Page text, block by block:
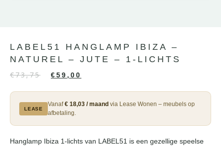
LABEL51 HANGLAMP IBIZA –
NATUREL – JUTE – 1-LICHTS
€73,75 €59,00
LEASE
Vanaf€ 18,03 / maand via Lease Wonen – meubels op
afbetaling.
Hanglamp Ibiza 1-lichts van LABEL51 is een gezellige speelse